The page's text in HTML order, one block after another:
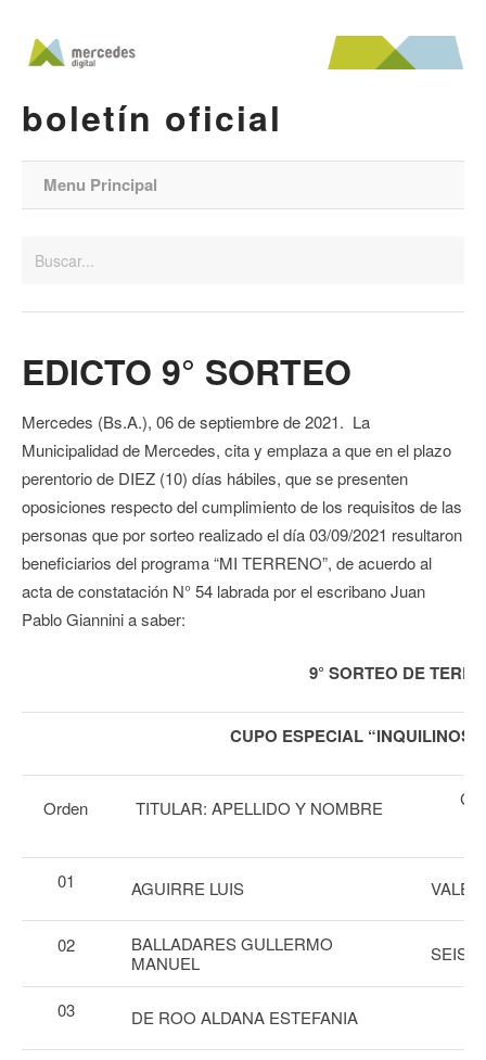
boletín oficial
Menu Principal
EDICTO 9° SORTEO
Mercedes (Bs.A.), 06 de septiembre de 2021. La
Municipalidad de Mercedes, cita y emplaza a que en el plazo
perentorio de DIEZ (10) días hábiles, que se presenten
oposiciones respecto del cumplimiento de los requisitos de las
personas que por sorteo realizado el día 03/09/2021 resultaron
beneficiarios del programa “MI TERRENO”, de acuerdo al
acta de constatación N° 54 labrada por el escribano Juan
Pablo Giannini a saber:
9° SORTEO DE
CUPO ESPECIAL
Orden TITULAR: APELLIDO Y NOMBRE
01 AGUIRRE LUIS
02
BALLADARES GULLERMO
MANUEL
03 DE ROO ALDANA ESTEFANIA